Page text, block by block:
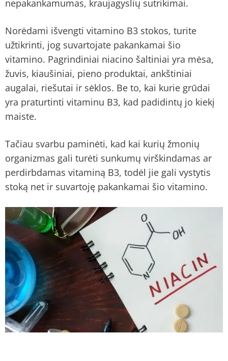
nepakankamumas, kraujagyslių sutrikimai.
Norėdami išvengti vitamino B3 stokos, turite
užtikrinti, jog suvartojate pakankamai šio
vitamino. Pagrindiniai niacino šaltiniai yra mėsa,
žuvis, kiaušiniai, pieno produktai, ankštiniai
augalai, riešutai ir sėklos. Be to, kai kurie grūdai
yra praturtinti vitaminu B3, kad padidintų jo kiekį
maiste.
Tačiau svarbu paminėti, kad kai kurių žmonių
organizmas gali turėti sunkumų virškindamas ar
perdirbdamas vitaminą B3, todėl jie gali vystytis
stoką net ir suvartoję pakankamai šio vitamino.